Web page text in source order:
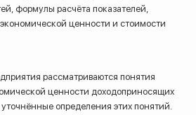
формулы расчёта показателей,
ценности и стоимости
рассматриваются понятия
ценности доходоприносящих
определения этих понятий.